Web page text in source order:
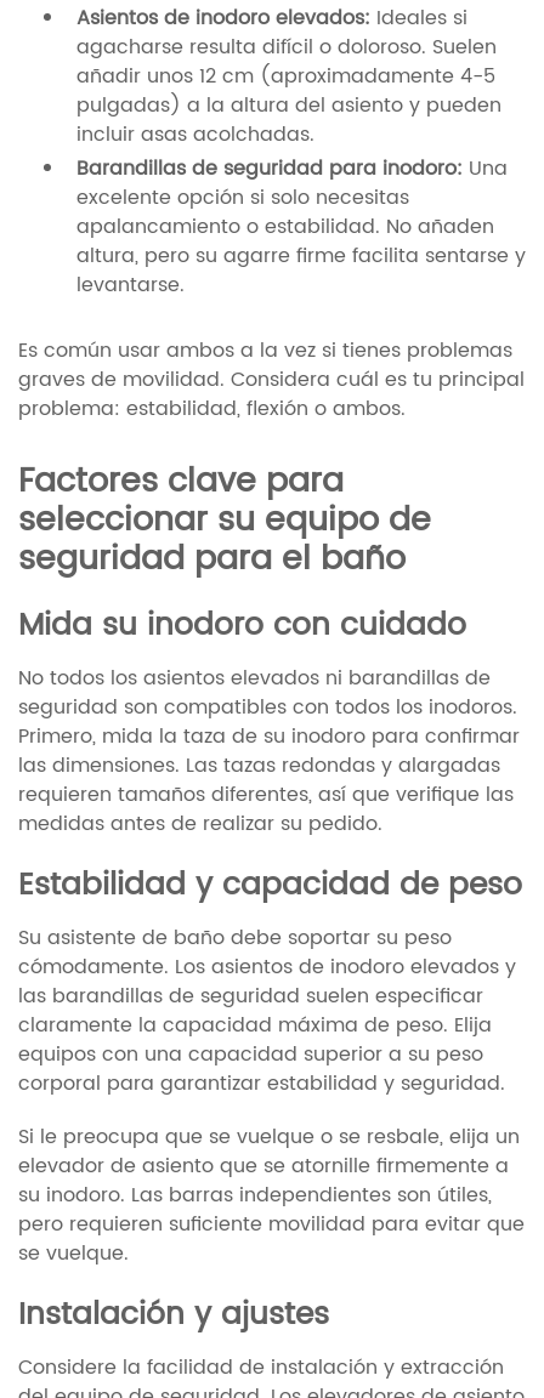
Asientos de inodoro elevados: Ideales si
agacharse resulta difícil o doloroso. Suelen
añadir unos 12 cm (aproximadamente 4-5
pulgadas) a la altura del asiento y pueden
incluir asas acolchadas.
Barandillas de seguridad para inodoro: Una
excelente opción si solo necesitas
apalancamiento o estabilidad. No añaden
altura, pero su agarre firme facilita sentarse y
levantarse.
Es común usar ambos a la vez si tienes problemas
graves de movilidad. Considera cuál es tu principal
problema: estabilidad, flexión o ambos.
Factores clave para
seleccionar su equipo de
seguridad para el baño
Mida su inodoro con cuidado
No todos los asientos elevados ni barandillas de
seguridad son compatibles con todos los inodoros.
Primero, mida la taza de su inodoro para confirmar
las dimensiones. Las tazas redondas y alargadas
requieren tamaños diferentes, así que verifique las
medidas antes de realizar su pedido.
Estabilidad y capacidad de peso
Su asistente de baño debe soportar su peso
cómodamente. Los asientos de inodoro elevados y
las barandillas de seguridad suelen especificar
claramente la capacidad máxima de peso. Elija
equipos con una capacidad superior a su peso
corporal para garantizar estabilidad y seguridad.
Si le preocupa que se vuelque o se resbale, elija un
elevador de asiento que se atornille firmemente a
su inodoro. Las barras independientes son útiles,
pero requieren suficiente movilidad para evitar que
se vuelque.
Instalación y ajustes
Considere la facilidad de instalación y extracción